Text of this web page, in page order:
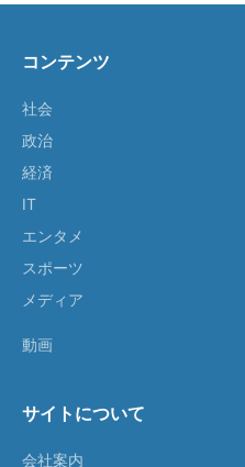
コンテンツ
社会
政治
経済
IT
エンタメ
スポーツ
メディア
動画
サイトについて
会社案内